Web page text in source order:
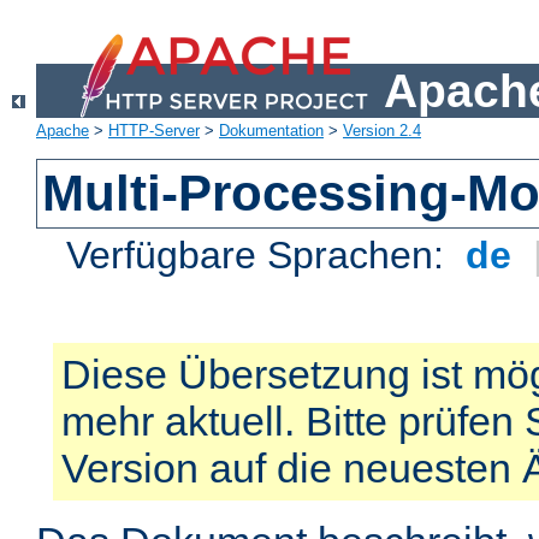
Apache > HTTP-Server> Dokumentation > Version 2.4
Multi-Processing-
Verfügbare Sprachen: de
Diese Übersetzung ist
mehr aktuell. Bitte prüfen
Version auf die neuesten